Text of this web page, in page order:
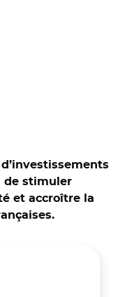
de stimuler
et accroître la